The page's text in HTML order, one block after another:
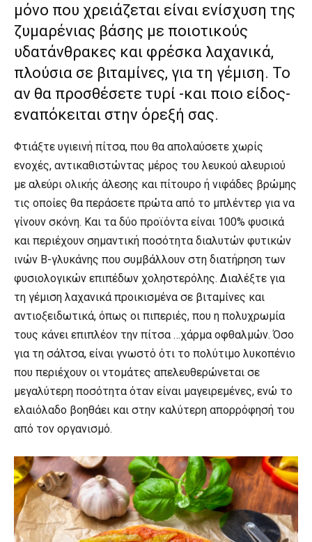
μόνο που χρειάζεται είναι ενίσχυση της
ζυμαρένιας βάσης με ποιοτικούς
υδατάνθρακες και φρέσκα λαχανικά,
πλούσια σε βιταμίνες, για τη γέμιση. Το
αν θα προσθέσετε τυρί -και ποιο είδος-
εναπόκειται στην όρεξή σας.
Φτιάξτε υγιεινή πίτσα, που θα απολαύσετε χωρίς
ενοχές, αντικαθιστώντας μέρος του λευκού αλευριού
με αλεύρι ολικής άλεσης και πίτουρο ή νιφάδες βρώμης
τις οποίες θα περάσετε πρώτα από το μπλέντερ για να
γίνουν σκόνη. Και τα δύο προϊόντα είναι 100% φυσικά
και περιέχουν σημαντική ποσότητα διαλυτών φυτικών
ινών Β-γλυκάνης που συμβάλλουν στη διατήρηση των
φυσιολογικών επιπέδων χοληστερόλης. Διαλέξτε για
τη γέμιση λαχανικά προικισμένα σε βιταμίνες και
αντιοξειδωτικά, όπως οι πιπεριές, που η πολυχρωμία
τους κάνει επιπλέον την πίτσα …χάρμα οφθαλμών. Όσο
για τη σάλτσα, είναι γνωστό ότι το πολύτιμο λυκοπένιο
που περιέχουν οι ντομάτες απελευθερώνεται σε
μεγαλύτερη ποσότητα όταν είναι μαγειρεμένες, ενώ το
ελαιόλαδο βοηθάει και στην καλύτερη απορρόφησή του
από τον οργανισμό.